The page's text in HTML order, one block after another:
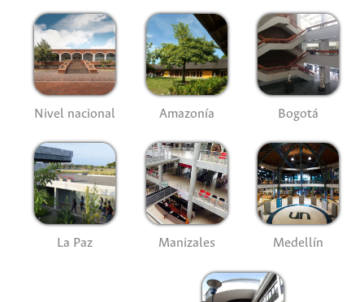
Nivel nacional Amazonía Bogotá
La Paz Manizales Medellín